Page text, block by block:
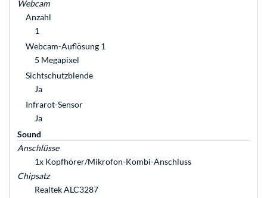
Webcam
Anzahl
1
Webcam-Auflösung 1
5 Megapixel
Sichtschutzblende
Ja
Infrarot-Sensor
Ja
Sound
Anschlüsse
1x Kopfhörer/Mikrofon-Kombi-Anschluss
Chipsatz
Realtek ALC3287